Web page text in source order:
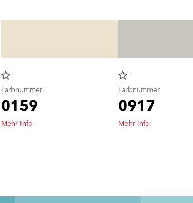
star_border
Farbnummer
0159
Mehr Info
star_border
Farbnummer
0917
Mehr Info